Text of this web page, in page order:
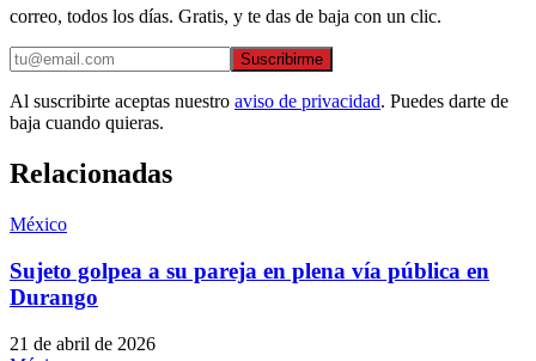
correo, todos los días. Gratis, y te das de baja con un clic.
Suscribirme
Al suscribirte aceptas nuestro aviso de privacidad. Puedes darte de
baja cuando quieras.
Relacionadas
México
Sujeto golpea a su pareja en plena vía pública en
Durango
21 de abril de 2026